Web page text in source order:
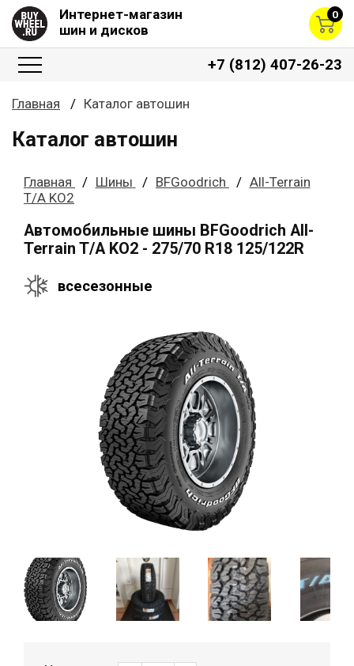
Интернет-магазин
шин и дисков
0
+7 (812) 407-26-23
Главная Каталог автошин
Каталог автошин
Главная Шины BFGoodrich
All-Terrain
T/A KO2
Автомобильные шины BFGoodrich All-
Terrain T/A KO2 - 275/70 R18 125/122R
всесезонные